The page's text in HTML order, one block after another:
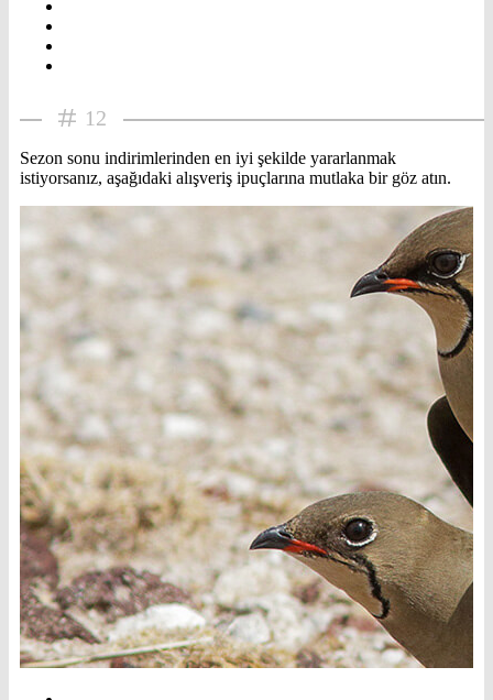
12
Sezon sonu indirimlerinden en iyi şekilde yararlanmak
istiyorsanız, aşağıdaki alışveriş ipuçlarına mutlaka bir göz atın.